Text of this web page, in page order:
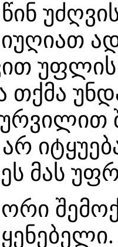
წინ
უფლის
თქმა
მას